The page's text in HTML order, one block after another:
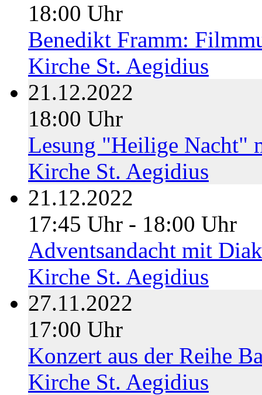
18:00 Uhr
Benedikt Framm:
Kirche St. Aegidius
21.12.2022
18:00 Uhr
Lesung "Heilige Nacht"
Kirche St. Aegidius
21.12.2022
17:45 Uhr - 18:00 Uhr
Adventsandacht mit
Kirche St. Aegidius
27.11.2022
17:00 Uhr
Konzert aus der Reihe
Kirche St. Aegidius